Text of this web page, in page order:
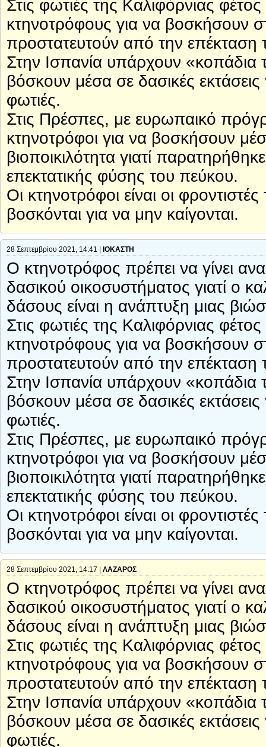
Στις φωτιές της Καλιφόρνιας
κτηνοτρόφους για να βοσκήσουν
προστατευτούν από την επέκταση
Στην Ισπανία υπάρχουν
βόσκουν μέσα σε δασικές
φωτιές.
Στις Πρέσπες, με ευρωπαικό
κτηνοτρόφοι για να βοσκήσουν
βιοποικιλότητα γιατί
επεκτατικής φύσης του πεύκου.
Οι κτηνοτρόφοι είναι οι
βοσκόνται για να μην καίγονται.
28 Σεπτεμβρίου 2021, 14:41 | ΙΟΚΑΣΤΗ
Ο κτηνοτρόφος πρέπει να γίνει
δασικού οικοσυστήματος γιατί ο
δάσους είναι η ανάπτυξη μιας
Στις φωτιές της Καλιφόρνιας
κτηνοτρόφους για να βοσκήσουν
προστατευτούν από την επέκταση
Στην Ισπανία υπάρχουν
βόσκουν μέσα σε δασικές
φωτιές.
Στις Πρέσπες, με ευρωπαικό
κτηνοτρόφοι για να βοσκήσουν
βιοποικιλότητα γιατί
επεκτατικής φύσης του πεύκου.
Οι κτηνοτρόφοι είναι οι
βοσκόνται για να μην καίγονται.
28 Σεπτεμβρίου 2021, 14:17 | ΛΑΖΑΡΟΣ
Ο κτηνοτρόφος πρέπει να γίνει
δασικού οικοσυστήματος γιατί ο
δάσους είναι η ανάπτυξη μιας
Στις φωτιές της Καλιφόρνιας
κτηνοτρόφους για να βοσκήσουν
προστατευτούν από την επέκταση
Στην Ισπανία υπάρχουν
βόσκουν μέσα σε δασικές
φωτιές.